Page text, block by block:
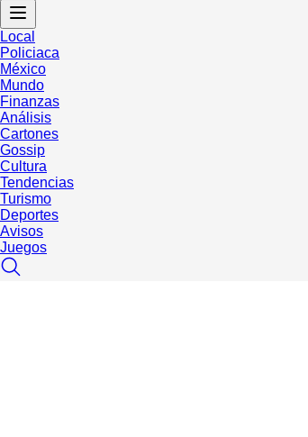
Local
Policiaca
México
Mundo
Finanzas
Análisis
Cartones
Gossip
Cultura
Tendencias
Turismo
Deportes
Avisos
Juegos